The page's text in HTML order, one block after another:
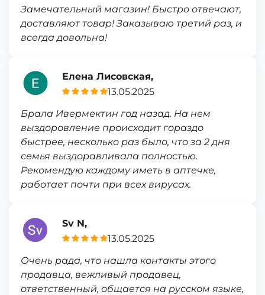
Замечательный магазин! Быстро отвечают,
доставляют товар! Заказываю третий раз, и
всегда довольна!
Елена Лисовская,
13.05.2025
Брала Ивермектин год назад. На нем
выздоровление происходит гораздо
быстрее, несколько раз было, что за 2 дня
семья выздоравливала полностью.
Рекомендую каждому иметь в аптечке,
работает почти при всех вирусах.
Sv N,
13.05.2025
Очень рада, что нашла контакты этого
продавца, вежливый продавец,
ответственный, общается на русском языке,